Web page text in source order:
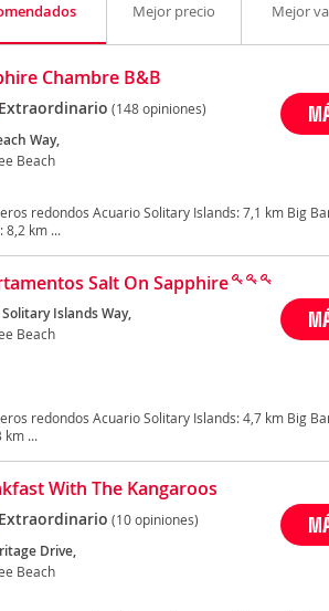
Mejor precio Mejor
Chambre B&B
Extraordinario (148 opiniones)
Way,
Beach
redondos Acuario Solitary Islands: 7,1 km Big
8,2 km ...
Salt On Sapphire
Islands Way,
Beach
redondos Acuario Solitary Islands: 4,7 km Big
km ...
With The Kangaroos
Extraordinario (10 opiniones)
Drive,
Beach